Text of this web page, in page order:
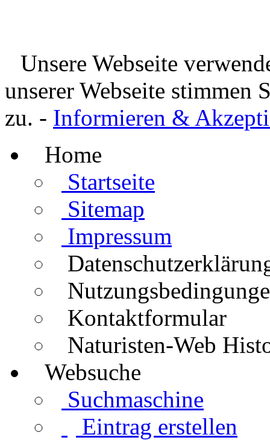
Unsere Webseite
unserer Webseite stimmen
zu. - Informieren &
Home
Startseite
Sitemap
Impressum
Kontaktformular
Naturisten-Web
Websuche
Suchmaschine
Eintrag erstellen